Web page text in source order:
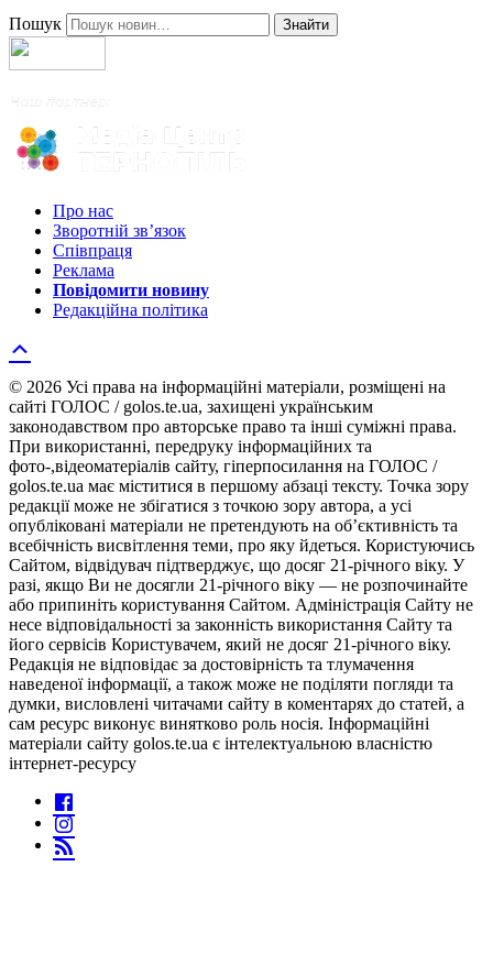
Пошук Знайти
Про нас
Зворотній зв’язок
Співпраця
Реклама
Повідомити новину
Редакційна політика
© 2026 Усі права на інформаційні матеріали, розміщені на
сайті ГОЛОС / golos.te.ua, захищені українським
законодавством про авторське право та інші суміжні права.
При використанні, передруку інформаційних та
фото-,відеоматеріалів сайту, гіперпосилання на ГОЛОС /
golos.te.ua має міститися в першому абзаці тексту. Точка зору
редакції може не збігатися з точкою зору автора, а усі
опубліковані матеріали не претендують на об’єктивність та
всебічність висвітлення теми, про яку йдеться. Користуючись
Сайтом, відвідувач підтверджує, що досяг 21-річного віку. У
разі, якщо Ви не досягли 21-річного віку — не розпочинайте
або припиніть користування Сайтом. Адміністрація Сайту не
несе відповідальності за законність використання Сайту та
його сервісів Користувачем, який не досяг 21-річного віку.
Редакція не відповідає за достовірність та тлумачення
наведеної інформації, а також може не поділяти погляди та
думки, висловлені читачами сайту в коментарях до статей, а
сам ресурс виконує винятково роль носія. Інформаційні
матеріали сайту golos.te.ua є інтелектуальною власністю
інтернет-ресурсу